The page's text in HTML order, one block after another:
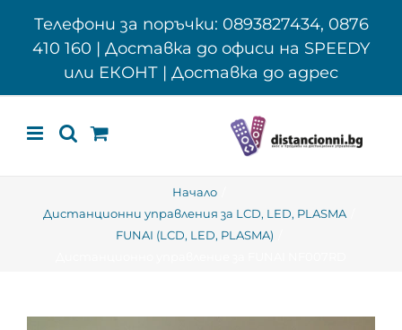
Телефони за поръчки: 0893827434, 0876
410 160 | Доставка до офиси на SPEEDY
или ЕКОНТ | Доставка до адрес
Начало
Дистанционни управления за LCD, LED, PLASMA
FUNAI (LCD, LED, PLASMA)